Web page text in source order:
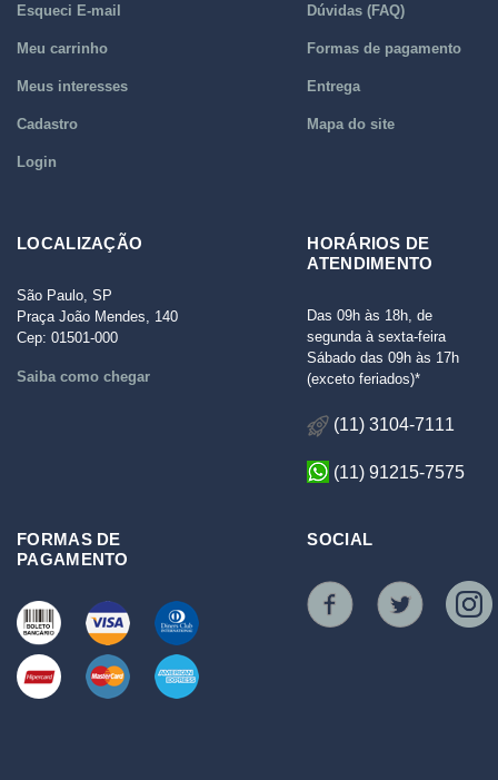
Esqueci E-mail
Meu carrinho
Meus interesses
Cadastro
Login
Dúvidas (FAQ)
Formas de pagamento
Entrega
Mapa do site
LOCALIZAÇÃO
São Paulo, SP
Praça João Mendes, 140
Cep: 01501-000
Saiba como chegar
HORÁRIOS DE
ATENDIMENTO
Das 09h às 18h, de
segunda à sexta-feira
Sábado das 09h às 17h
(exceto feriados)*
(11) 3104-7111
(11) 91215-7575
FORMAS DE
PAGAMENTO
SOCIAL